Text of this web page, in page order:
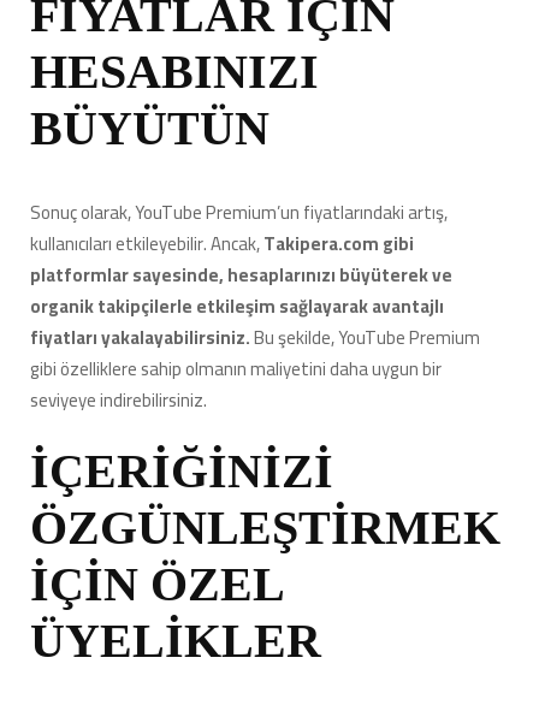
FİYATLAR İÇİN
HESABINIZI
BÜYÜTÜN
Sonuç olarak, YouTube Premium’un fiyatlarındaki artış,
kullanıcıları etkileyebilir. Ancak,Takipera.com gibi
platformlar sayesinde, hesaplarınızı büyüterek ve
organik takipçilerle etkileşim sağlayarak avantajlı
fiyatları yakalayabilirsiniz.Bu şekilde, YouTube Premium
gibi özelliklere sahip olmanın maliyetini daha uygun bir
seviyeye indirebilirsiniz.
İÇERİĞİNİZİ
ÖZGÜNLEŞTİRMEK
İÇİN ÖZEL
ÜYELİKLER